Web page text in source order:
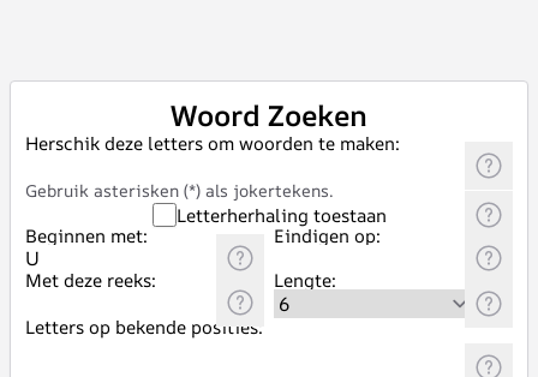
Woord Zoeken
Herschik deze letters om woorden te maken:
Gebruik asterisken (*) als jokertekens.
Letterherhaling toestaan
Beginnen met:
Eindigen op:
Met deze reeks:
Lengte:
Letters op bekende posities: